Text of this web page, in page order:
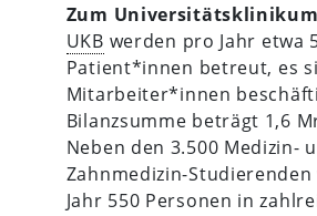
Zum
UKB werden pro Jahr etwa
Patient*innen betreut, es
Mitarbeiter*innen
Bilanzsumme beträgt 1,6
Neben den 3.500 Medizin-
Zahnmedizin-
Jahr 550 Personen in